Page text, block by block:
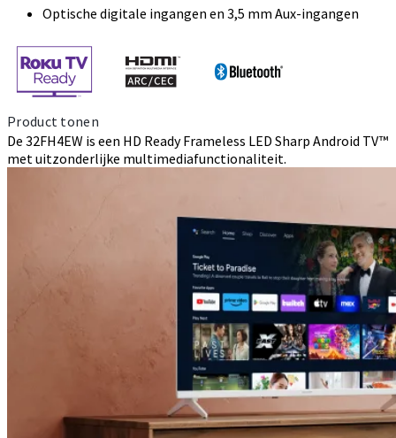
Optische digitale ingangen en 3,5 mm Aux-ingangen
Product tonen
De 32FH4EW is een HD Ready Frameless LED Sharp Android TV™
met uitzonderlijke multimediafunctionaliteit.